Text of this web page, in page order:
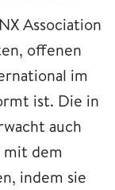
Association
offenen
im
ist. Die in
auch
dem
indem sie